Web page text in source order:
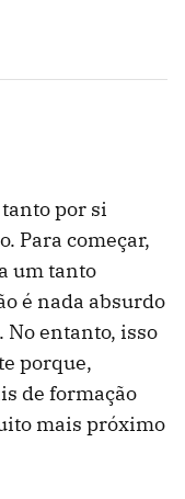
por si
Para começar,
um tanto
é nada absurdo
No entanto, isso
porque,
de formação
mais próximo